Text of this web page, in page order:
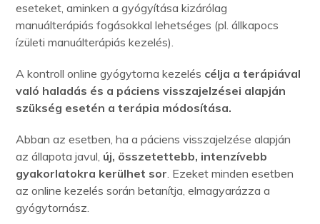
eseteket, aminken a gyógyítása kizárólag
manuálterápiás fogásokkal lehetséges (pl. állkapocs
ízületi manuálterápiás kezelés).
A kontroll online gyógytorna kezelés célja a terápiával
való haladás és a páciens visszajelzései alapján
szükség esetén a terápia módosítása.
Abban az esetben, ha a páciens visszajelzése alapján
az állapota javul, új, összetettebb, intenzívebb
gyakorlatokra kerülhet sor. Ezeket minden esetben
az online kezelés során betanítja, elmagyarázza a
gyógytornász.